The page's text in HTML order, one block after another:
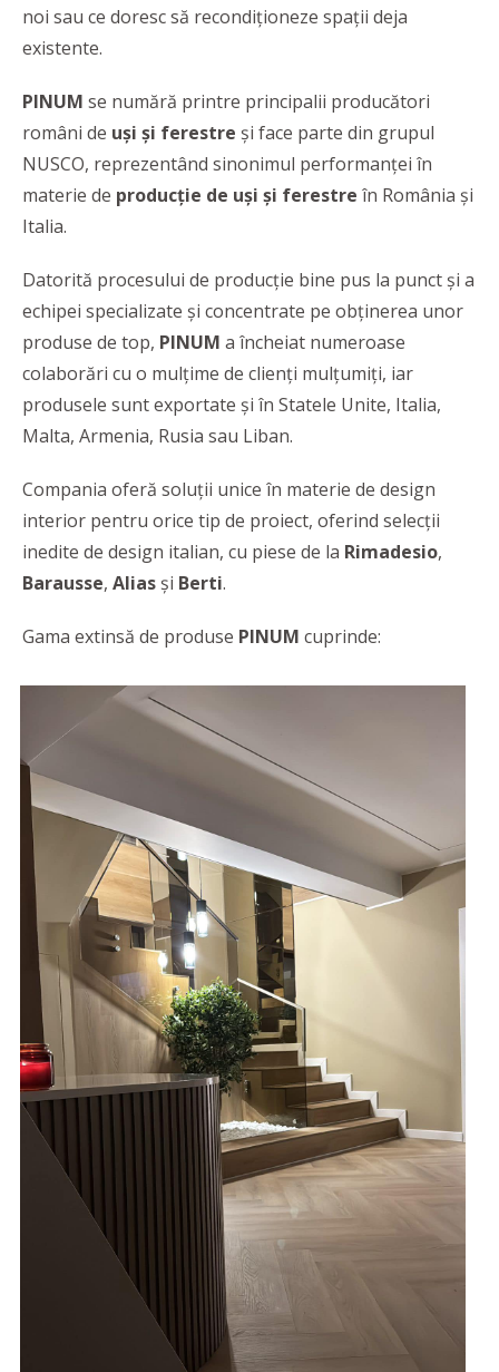
noi sau ce doresc să recondiționeze spații deja
existente.
PINUM se numără printre principalii producători
români de uși și ferestre și face parte din grupul
NUSCO, reprezentând sinonimul performanţei în
materie de producție de uși și ferestre în România și
Italia.
Datorită procesului de producție bine pus la punct și a
echipei specializate și concentrate pe obținerea unor
produse de top, PINUM a încheiat numeroase
colaborări cu o mulțime de clienți mulțumiți, iar
produsele sunt exportate și în Statele Unite, Italia,
Malta, Armenia, Rusia sau Liban.
Compania oferă soluții unice în materie de design
interior pentru orice tip de proiect, oferind selecţii
inedite de design italian, cu piese de la Rimadesio,
Barausse, Alias și Berti.
Gama extinsă de produse PINUM cuprinde: